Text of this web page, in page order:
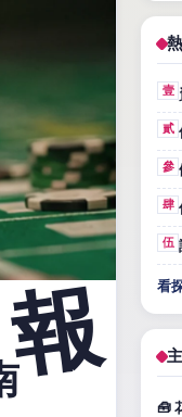
壹
貳
參
肆
伍
看
🧰